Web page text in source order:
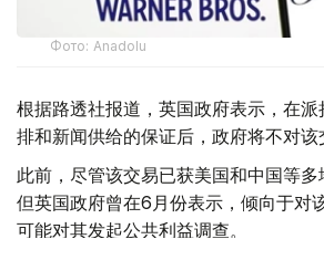
Фото: Аnadolu
根据路透社报道，英国政府表示，在
排和新闻供给的保证后，政府将不对该
此前，尽管该交易已获美国和中国等多
但英国政府曾在6月份表示，倾向于对
可能对其发起公共利益调查。